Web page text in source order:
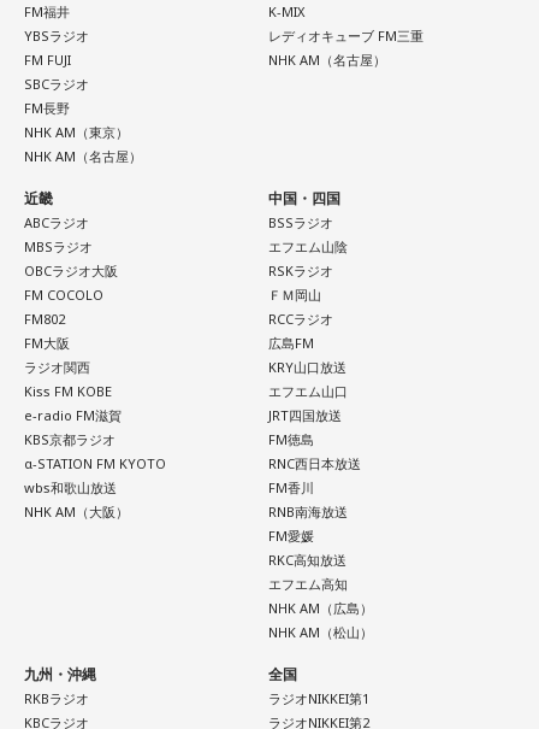
＜かつしかトリオライブ情報＞
『かつしかトリオ COBALT EXPRESS TOUR 2026』
10月24日（土）@東京 かつしかシンフォニーヒルズ モーツ
ァルトホール ※ソールドアウト！
10月31日（土）@福岡 福岡市民ホール 中ホール
11月07日（土）@愛知 中日ホール
11月13日（金）@東京 東京国際フォーラム ホールC
※ライブの詳細は公式サイトをご確認ください
＜かつしかトリオ プロフィール＞
2021年、初期CASIOPEAに在籍した櫻井哲夫（Ba）、神保 彰
（Dr）、向谷 実（Key）によって結成。2022年に配信された
新曲はiTunes Storeジャズチャート1位を獲得し、全国7か所
のホールツアーは各地で大きな熱狂をもって迎えられた。
2023年、オリジナル1stアルバム『M.R.I_ミライ』を発表。先
行配信したタイトル曲も連続してジャズチャート1位となり、
3度目の全国ツアーはソールドアウト続出。2024年、さらに
突き抜けたサウンドで構築された2ndアルバム『ウチュウノ
アバレンボー』をリリース。それに伴うホールツアーは前回
を大きく上回る動員を記録した。
LAレコーディングによる3rdアルバム『“Organic” feat. LA
Strings』をリリース。続いておこなわれたツアーも大盛況の
Arche / Ayllton / 青いガーネット / Aonowa / AKAMONE /
Akyk / あすなろ白昼夢 / Absolute area / AND CALL. /
UNFAIR RULE / Iga Nana / ISHIGURE / 171 / IBUKI /
irienchy / インナージャーニー / WeekendAll / Wisteria /
UEBO / Wash My Friday / ウルトラ寿司ふぁいやー / エイハ
oh!! 真珠s / osage / Ochunism / Offo tokyo / おとなりにぎん
が計画 / katawara / KamiCat / Khamai Leon / カライドスコ
ープ / 川後陽菜 & YONAKA Band / CAT ATE HOTDOGS / 極
東飯店 / Gill Snatch / QOOPIE / Good Grief / Cloudy / 海月に
さされたら / CRAZY BLUES / KeNN / 幻想痛 / Kono / 古墳シ
スターズ / komsume / コロブチカ / ザ・あどばん / THE
JAPANESE PRIDE / SATOH / SABOTEMPLE / さゆに！ /
Sundae May Club / gb / SherLock / 終活クラブ / Shom / 水
平線 / スーパー登山部 / SUKEROQUE / ステレオドロシー /
The Slumbers / Sezko / TiDE / 大東まみ / 台所きっちん /
CheChe / 月追う彼方 / 月と徒花 / Daisycall / DeNeel / デビ
ューまでスラストンズ / Telepathy / Doona / '97,Kids / なき
ごと / Natsudaidai / 名無し之太郎 / Nape / ねぎ塩豚丼 /
No.MEN / PAIL OUT / パキルカ / ハク。 / バチカン市国に愛
されたい / PULPS / 板歯目 / ひおり / 日乃まそら / Viewtrade
/ First Love is Never Returned / フジタカコ / Black petrol /
FM福井
YBSラジオ
FM FUJI
SBCラジオ
FM長野
NHK AM（東京）
NHK AM（名古屋）
K-MIX
レディオキューブ FM三重
NHK AM（名古屋）
近畿
ABCラジオ
MBSラジオ
OBCラジオ大阪
FM COCOLO
FM802
FM大阪
ラジオ関西
Kiss FM KOBE
e-radio FM滋賀
KBS京都ラジオ
α-STATION FM KYOTO
wbs和歌山放送
NHK AM（大阪）
中国・四国
BSSラジオ
エフエム山陰
RSKラジオ
ＦＭ岡山
RCCラジオ
広島FM
KRY山口放送
エフエム山口
JRT四国放送
FM徳島
RNC西日本放送
FM香川
RNB南海放送
FM愛媛
RKC高知放送
エフエム高知
NHK AM（広島）
NHK AM（松山）
九州・沖縄
RKBラジオ
KBCラジオ
全国
ラジオNIKKEI第1
ラジオNIKKEI第2